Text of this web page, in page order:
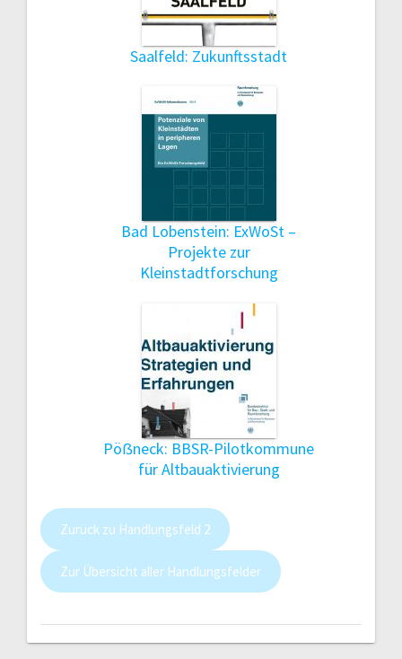
Saalfeld: Zukunftsstadt
Bad Lobenstein: ExWoSt –
Projekte zur
Kleinstadtforschung
Pöẞneck: BBSR-Pilotkommune
für Altbauaktivierung
Zurück zu Handlungsfeld 2
Zur Übersicht aller Handlungsfelder